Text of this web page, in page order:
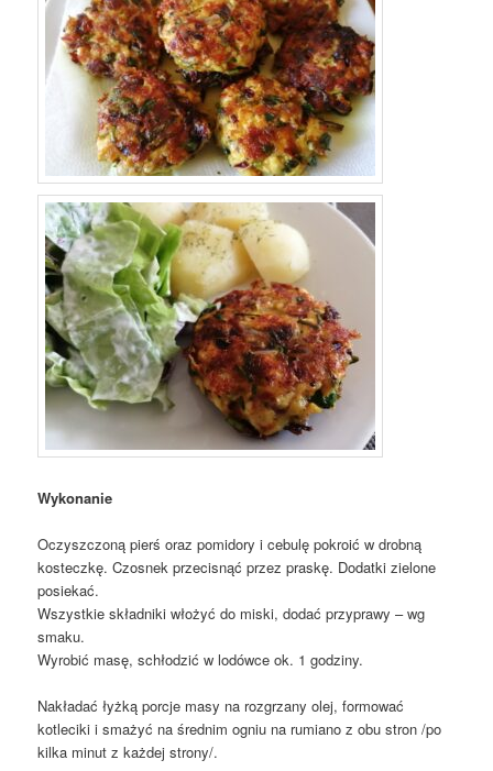
Wykonanie
Oczyszczoną pierś oraz pomidory i cebulę pokroić w drobną
kosteczkę. Czosnek przecisnąć przez praskę. Dodatki zielone
posiekać.
Wszystkie składniki włożyć do miski, dodać przyprawy – wg
smaku.
Wyrobić masę, schłodzić w lodówce ok. 1 godziny.
Nakładać łyżką porcje masy na rozgrzany olej, formować
kotleciki i smażyć na średnim ogniu na rumiano z obu stron /po
kilka minut z każdej strony/.